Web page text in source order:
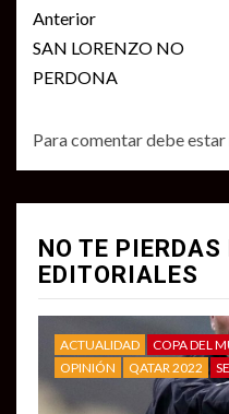
Seguir
leyendo
Anterior
SAN LORENZO NO
PERDONA
Para comentar debe estar
NO TE
EDITORIALES
ACTUALIDAD COPA DEL
OPINIÓN
QATAR 2022